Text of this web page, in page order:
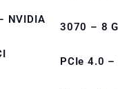
NVIDIA
3070 – 8
PCIe 4.0 –